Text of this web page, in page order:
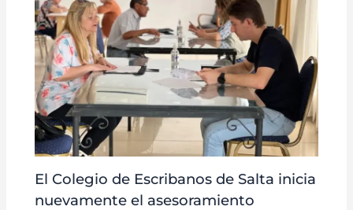
El Colegio de Escribanos de Salta inicia
nuevamente el asesoramiento